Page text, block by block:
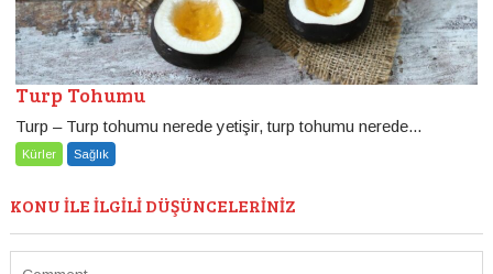
Turp Tohumu
Turp – Turp tohumu nerede yetişir, turp tohumu nerede...
Kürler Sağlık
KONU ILE ILGILI DÜŞÜNCELERINIZ